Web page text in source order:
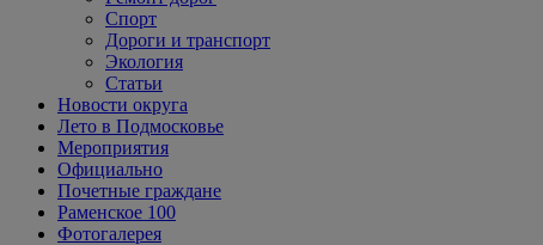
Спорт
Дороги и транспорт
Экология
Статьи
Новости округа
Лето в Подмосковье
Мероприятия
Официально
Почетные граждане
Раменское 100
Фотогалерея